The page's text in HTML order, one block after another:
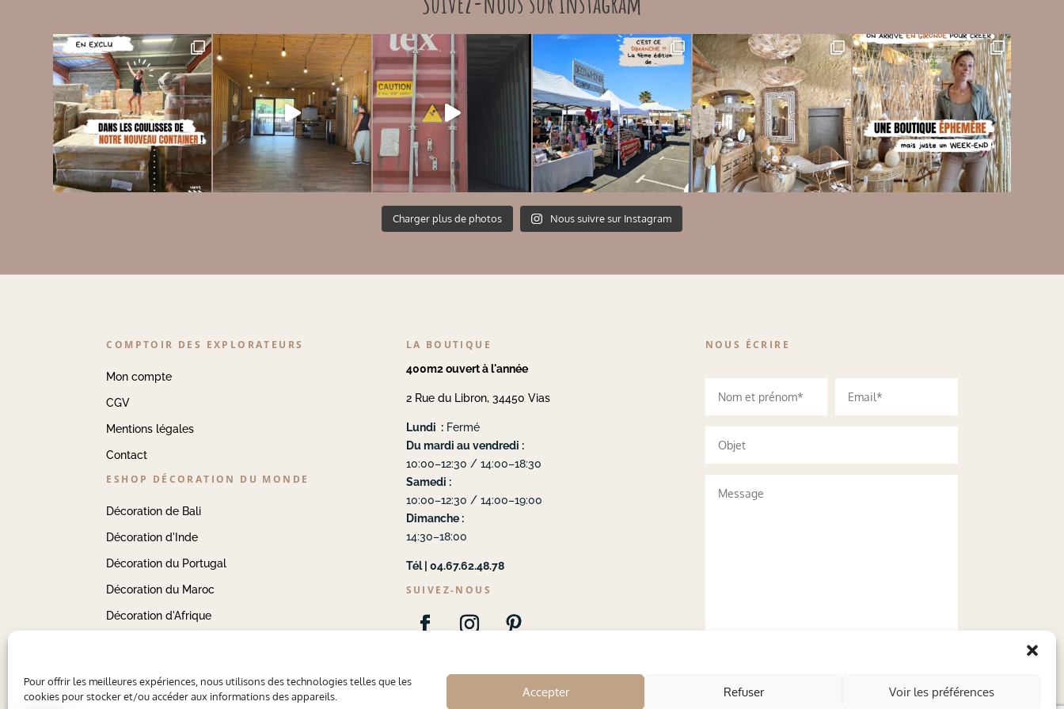
Pour offrir les meilleures expériences, nous utilisons des technologies telles que les
cookies pour stocker et/ou accéder aux informations des appareils.
Accepter Refuser Voir les préférences
Charger plus de photos Nous suivre sur Instagram
COMPTOIR DES EXPLORATEURS
Mon compte
CGV
Mentions légales
Contact
ESHOP DÉCORATION DU MONDE
Décoration de Bali
Décoration d'Inde
Décoration du Portugal
Décoration du Maroc
Décoration d'Afrique
LA BOUTIQUE
400m2 ouvert à l'année
2 Rue du Libron, 34450 Vias
Lundi :Fermé
Du mardi au vendredi :
10:00–12:30 / 14:00–18:30
Samedi :
10:00–12:30 / 14:00–19:00
Dimanche :
14:30–18:00
Tél | 04.67.62.48.78
SUIVEZ-NOUS
NOUS ÉCRIRE
Envoyer